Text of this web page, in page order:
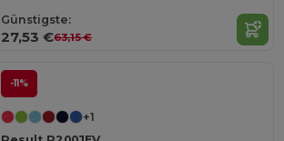
Günstigste:
27,53 €63,15 €
-11%
+1